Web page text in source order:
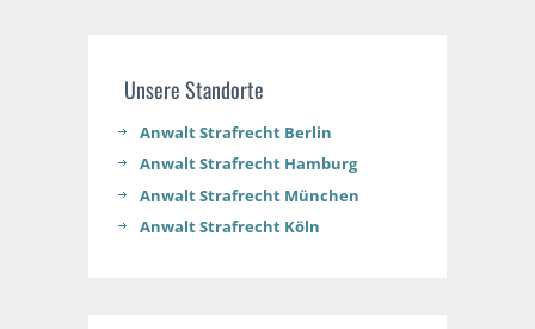
Unsere Standorte
Anwalt Strafrecht Berlin
Anwalt Strafrecht Hamburg
Anwalt Strafrecht München
Anwalt Strafrecht Köln